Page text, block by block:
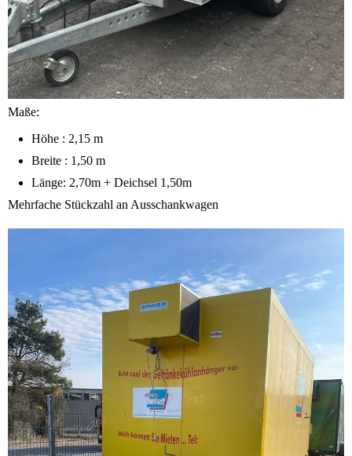
Maße:
Höhe : 2,15 m
Breite : 1,50 m
Länge: 2,70m + Deichsel 1,50m
Mehrfache Stückzahl an Ausschankwagen